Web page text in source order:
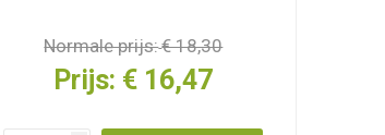
Normale prijs:€ 18,30
Prijs: € 16,47